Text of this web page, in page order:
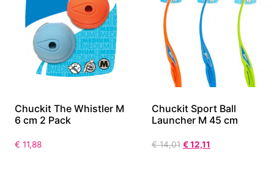
Chuckit The Whistler M
6 cm 2 Pack
€ 11,88
Chuckit Sport Ball
Launcher M 45 cm
€14,01 €12,11